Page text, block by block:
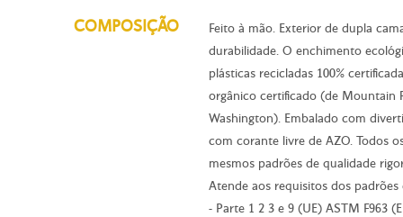
COMPOSIÇÃO
Feito à mão. Exterior de dupla
durabilidade. O enchimento
plásticas recicladas 100%
orgânico certificado (de Mountain
Washington). Embalado com
com corante livre de AZO. Todos
mesmos padrões de qualidade
Atende aos requisitos dos
- Parte 1 2 3 e 9 (UE) ASTM F963